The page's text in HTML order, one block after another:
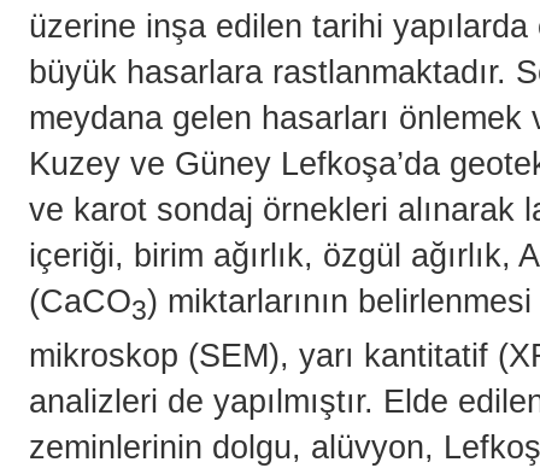
üzerine inşa edilen tarihi
büyük hasarlara rastlanmaktadır.
meydana gelen hasarları
Kuzey ve Güney Lefkoşa’da
ve karot sondaj örnekleri alınarak
içeriği, birim ağırlık, özgül
(CaCO3) miktarlarının
mikroskop (SEM), yarı kantitatif
analizleri de yapılmıştır. Elde
zeminlerinin dolgu, alüvyon,